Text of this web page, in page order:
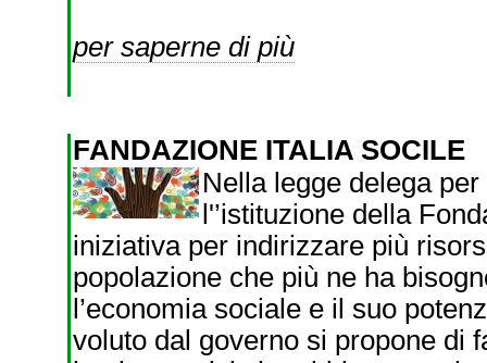
per saperne di più
FANDAZIONE ITALIA SOCILE
Nella legge delega
l'’istituzione della
iniziativa per indirizzare più
popolazione che più ne ha
l’economia sociale e il suo
voluto dal governo si propone di